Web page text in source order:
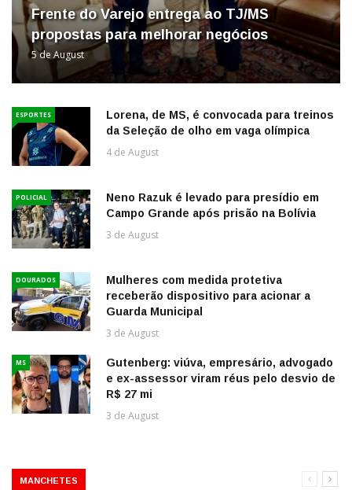
Frente do Varejo entrega ao TJ/MS
propostas para melhorar negócios
5 de August
ESPORTES
Lorena, de MS, é convocada para treinos
da Seleção de olho em vaga olímpica
4 de August
POLICIAL
Neno Razuk é levado para presídio em
Campo Grande após prisão na Bolívia
3 de August
DOURADOS
Mulheres com medida protetiva
receberão dispositivo para acionar a
Guarda Municipal
3 de August
MS
Gutenberg: viúva, empresário, advogado
e ex-assessor viram réus pelo desvio de
R$ 27 mi
3 de August
MANCHETES